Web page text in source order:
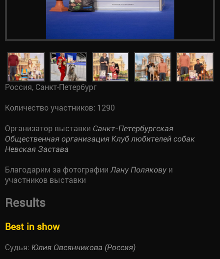
Россия, Санкт-Петербург
Количество участников: 1290
Организатор выставки Санкт-Петербургская
Общественная организация Клуб любителей собак
Невская Застава
Благодарим за фотографии Лану Полякову и
участников выставки
Results
Best in show
Судья: Юлия Овсянникова (Россия)